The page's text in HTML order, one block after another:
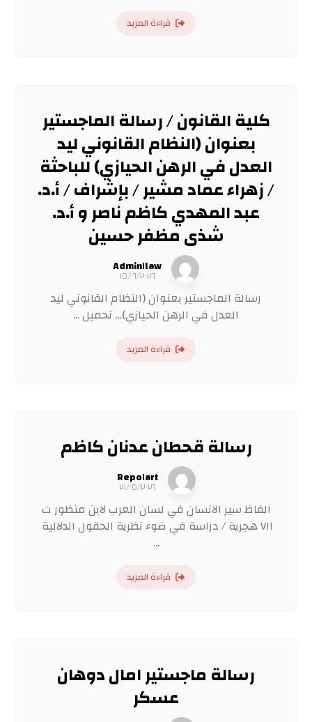
قراءة المزيد
كلية القانون / رسالة الماجستير
بعنوان (النظام القانوني ليد
العدل في الرهن الحيازي) للباحثة
/ زهراء عماد مشير / بإشراف / أ.د.
عبد المهدي كاظم ناصر و أ.د.
شذى مظفر حسين
Admin١law
١٥/٠٦/٢٠٢٦
رسالة الماجستير بعنوان (النظام القانوني ليد
العدل في الرهن الحيازي)… تحميل ...
قراءة المزيد
رسالة قحطان عدنان كاظم
Repo١art
٢١/٠٥/٢٠٢٦
الفاظ سير الانسان في لسان العرب لابن منظور ت
٧١١ هجرية / دراسة في ضوء نظرية الحقول الدلالية
...
قراءة المزيد
رسالة ماجستير امال دوهان
عسكر